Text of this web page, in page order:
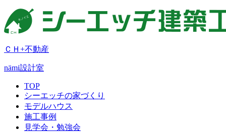
ＣＨ+不動産
nämi設計室
TOP
シーエッチの家づくり
モデルハウス
施工事例
見学会・勉強会